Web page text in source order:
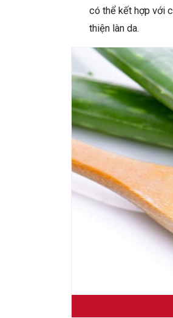
có thể kết hợp với
thiện làn da.